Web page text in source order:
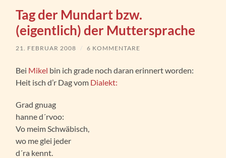
Tag der Mundart bzw.
(eigentlich) der Muttersprache
21. FEBRUAR 2008 / 6 KOMMENTARE
Bei Mikel bin ich grade noch daran erinnert worden:
Heit isch d’r Dag vom Dialekt:
Grad gnuag
hanne d´rvoo:
Vo meim Schwäbisch,
wo me glei jeder
d´ra kennt.